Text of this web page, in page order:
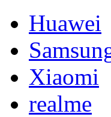
Huawei
Xiaomi
realme